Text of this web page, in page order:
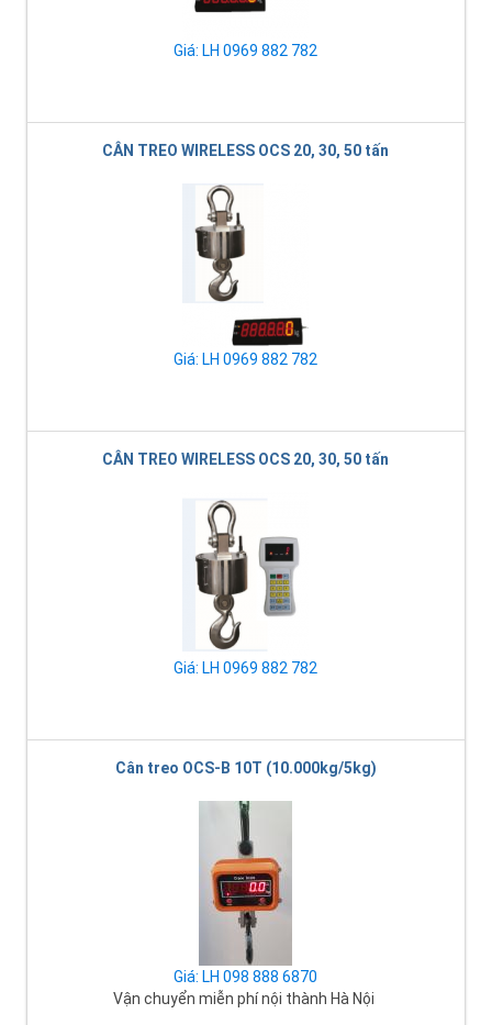
Giá: LH 0969 882 782
CÂN TREO WIRELESS OCS 20, 30, 50 tấn
Giá: LH 0969 882 782
CÂN TREO WIRELESS OCS 20, 30, 50 tấn
Giá: LH 0969 882 782
Cân treo OCS-B 10T (10.000kg/5kg)
Giá: LH 098 888 6870
Vận chuyển miễn phí nội thành Hà Nội